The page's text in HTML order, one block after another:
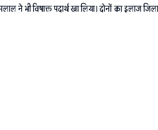
ने भी विषाक्त पदार्थ खा लिया। दोनों का इलाज